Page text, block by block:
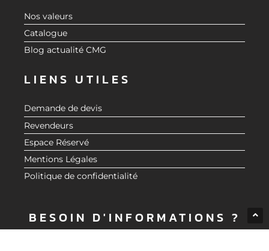
Nos valeurs
Catalogue
Blog actualité CMG
LIENS UTILES
Demande de devis
Revendeurs
Espace Réservé
Mentions Légales
Politique de confidentialité
BESOIN D'INFORMATIONS ?